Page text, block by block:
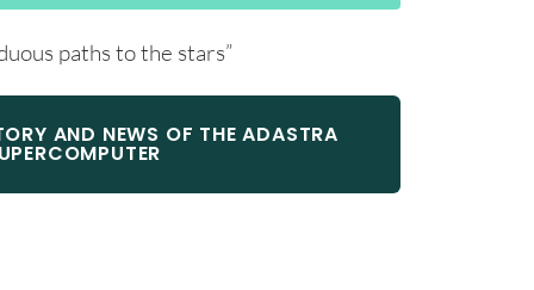
paths to the stars”
AND NEWS OF THE ADASTRA